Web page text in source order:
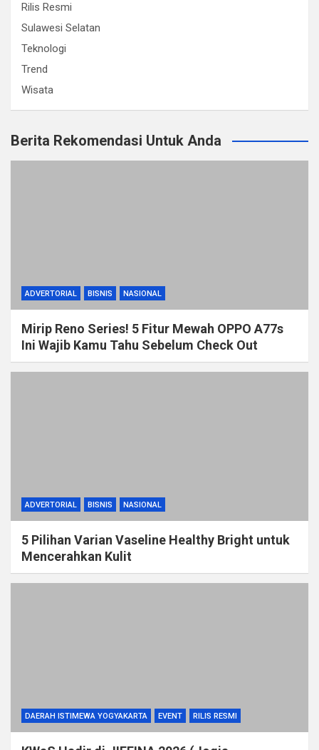
Rilis Resmi
Sulawesi Selatan
Teknologi
Trend
Wisata
Berita Rekomendasi Untuk Anda
ADVERTORIAL BISNIS NASIONAL
Mirip Reno Series! 5 Fitur Mewah OPPO A77s
Ini Wajib Kamu Tahu Sebelum Check Out
ADVERTORIAL BISNIS NASIONAL
5 Pilihan Varian Vaseline Healthy Bright untuk
Mencerahkan Kulit
DAERAH ISTIMEWA YOGYAKARTA EVENT RILIS RESMI